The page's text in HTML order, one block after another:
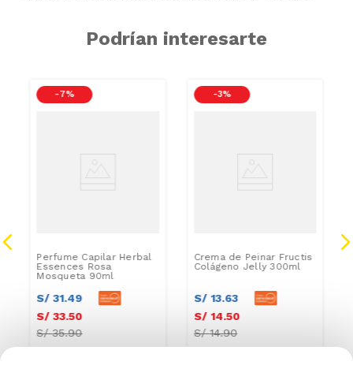
Podrían interesarte
-7 %
Perfume Capilar Herbal
Essences Rosa
Mosqueta 90ml
S/ 31.49
S/ 33.50
S/35.90
-3 %
Crema de Peinar Fructis
Colágeno Jelly 300ml
S/ 13.63
S/ 14.50
S/14.90